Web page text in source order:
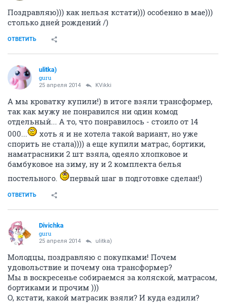
Поздравляю))) как нельзя кстати))) особенно в мае)))
столько дней рождений /)
ОТВЕТИТЬ
ulitka)
guru
25 апреля 2014 KVikki
А мы кроватку купили!) в итоге взяли трансформер,
так как мужу не понравился ни один комод
отдельный... А то, что понравилось - стоило от 14
000...
хоть я и не хотела такой вариант, но уже
спорить не стала)))) а еще купили матрас, бортики,
наматрасники 2 шт взяла, одеяло хлопковое и
бамбуковое на зиму, ну и 2 комплекта белья
постельного.
первый шаг в подготовке сделан!)
ОТВЕТИТЬ
Divichka
guru
25 апреля 2014 ulitka)
Молодцы, поздравляю с покупками! Почем
удовольствие и почему она трансформер?
Мы в воскресенье собираемся за коляской, матрасом,
бортиками и прочим )))
О, кстати, какой матрасик взяли? И куда ездили?